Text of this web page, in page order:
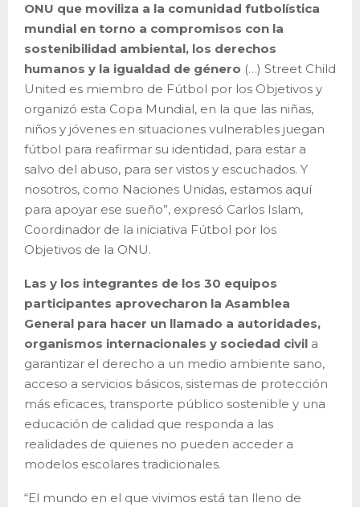
ONU que moviliza a la comunidad futbolística
mundial en torno a compromisos con la
sostenibilidad ambiental, los derechos
humanos y la igualdad de género (…) Street Child
United es miembro de Fútbol por los Objetivos y
organizó esta Copa Mundial, en la que las niñas,
niños y jóvenes en situaciones vulnerables juegan
fútbol para reafirmar su identidad, para estar a
salvo del abuso, para ser vistos y escuchados. Y
nosotros, como Naciones Unidas, estamos aquí
para apoyar ese sueño”, expresó Carlos Islam,
Coordinador de la iniciativa Fútbol por los
Objetivos de la ONU.
Las y los integrantes de los 30 equipos
participantes aprovecharon la Asamblea
General para hacer un llamado a autoridades,
organismos internacionales y sociedad civil a
garantizar el derecho a un medio ambiente sano,
acceso a servicios básicos, sistemas de protección
más eficaces, transporte público sostenible y una
educación de calidad que responda a las
realidades de quienes no pueden acceder a
modelos escolares tradicionales.
“El mundo en el que vivimos está tan lleno de